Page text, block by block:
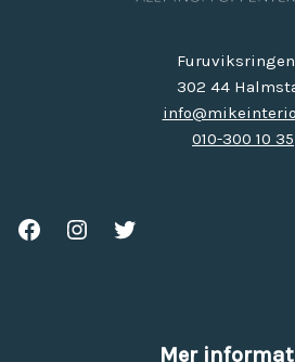
302 44
010-300 10 35
Mer